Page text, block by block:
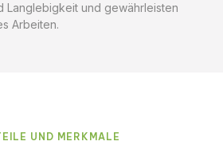
Langlebigkeit und gewährleisten
Arbeiten.
UND MERKMALE